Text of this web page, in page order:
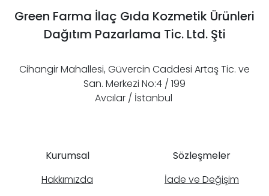
Green Farma İlaç Gıda Kozmetik Ürünleri
Dağıtım Pazarlama Tic. Ltd. Şti
Cihangir Mahallesi, Güvercin Caddesi Artaş Tic. ve
San. Merkezi No:4 / 199
Avcılar / İstanbul
Kurumsal
Hakkımızda
Sözleşmeler
İade ve Değişim